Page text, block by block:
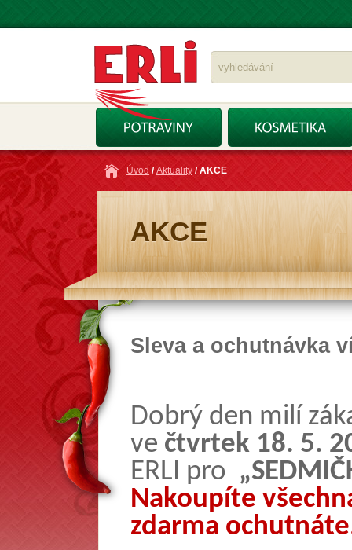
Úvod /Aktuality / AKCE
AKCE
Sleva a ochutnávka
Dobrý den milí
ve čtvrtek 18. 5.
ERLI pro
Nakoupíte
zdarma